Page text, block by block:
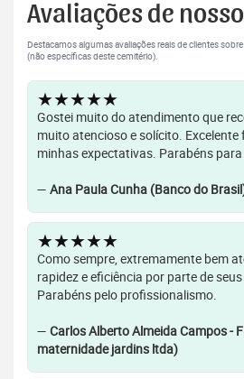
Avaliações de
Destacamos algumas avaliações reais de clientes sobre
(não específicas deste cemitério).
★★★★★
Gostei muito do atendimento que
muito atencioso e solícito.
minhas expectativas. Parabéns
— Ana Paula Cunha (Banco do
★★★★★
Como sempre, extremamente bem
rapidez e eficiência por parte de
Parabéns pelo profissionalismo.
— Carlos Alberto Almeida Campos -
maternidade jardins ltda)